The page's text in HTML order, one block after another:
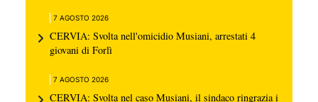
7 AGOSTO 2026
CERVIA: Svolta nell'omicidio Musiani, arrestati 4
giovani di Forlì
7 AGOSTO 2026
CERVIA: Svolta nel caso Musiani, il sindaco ringrazia i